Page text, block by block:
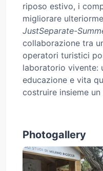
riposo estivo, i
migliorare
JustSeparate-
collaborazione tra
operatori turistici
laboratorio vivente:
educazione e vita
costruire insieme
Photogallery